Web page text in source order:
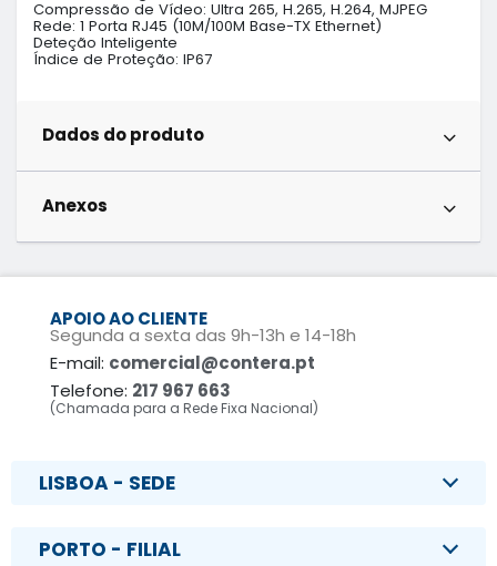
Compressão de Vídeo: Ultra 265, H.265, H.264, MJPEG
Rede: 1 Porta RJ45 (10M/100M Base-TX Ethernet)
Deteção Inteligente
Índice de Proteção: IP67
Dados do produto
Anexos
APOIO AO CLIENTE
Segunda a sexta das 9h-13h e 14-18h
E-mail: comercial@contera.pt
Telefone: 217 967 663
(Chamada para a Rede Fixa Nacional)
LISBOA - SEDE
PORTO - FILIAL